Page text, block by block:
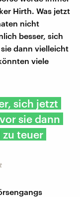
Hirth. Was jetzt
nicht
besser, sich
dann vielleicht
viele
sich jetzt
sie dann
teuer